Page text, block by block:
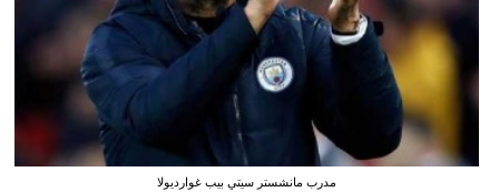
مدرب مانشستر سيتي بيب غوارديولا